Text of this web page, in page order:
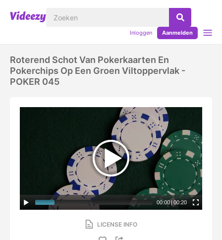
Inloggen Aanmelden
Roterend Schot Van Pokerkaarten En
Pokerchips Op Een Groen Viltoppervlak -
POKER 045
00:00 | 00:20
LICENSE INFO